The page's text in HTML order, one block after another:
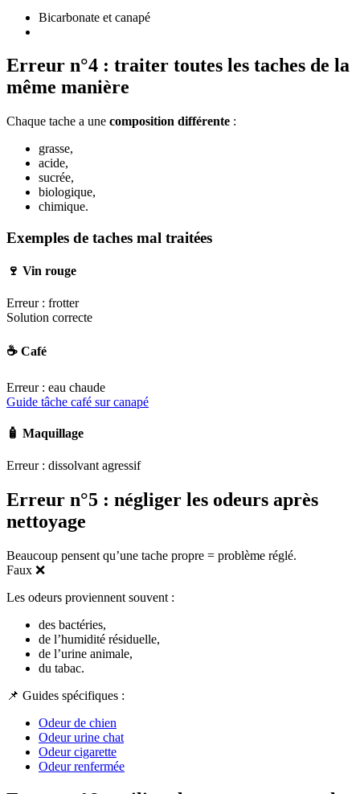
Bicarbonate et canapé
Erreur n°4 : traiter toutes les taches de la
même manière
Chaque tache a une composition différente :
grasse,
acide,
sucrée,
biologique,
chimique.
Exemples de taches mal traitées
🍷 Vin rouge
Erreur : frotter
Solution correcte
☕ Café
Erreur : eau chaude
Guide tâche café sur canapé
🧴 Maquillage
Erreur : dissolvant agressif
Erreur n°5 : négliger les odeurs après
nettoyage
Beaucoup pensent qu’une tache propre = problème réglé.
Faux ❌
Les odeurs proviennent souvent :
des bactéries,
de l’humidité résiduelle,
de l’urine animale,
du tabac.
📌 Guides spécifiques :
Odeur de chien
Odeur urine chat
Odeur cigarette
Odeur renfermée